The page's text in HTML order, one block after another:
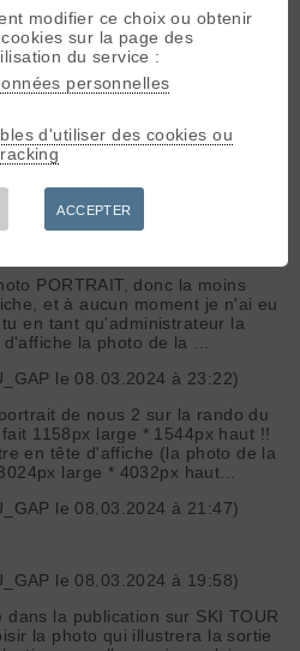
pour les gants, bien utiles vu
mis un mot sur la voiture
les gants je suis sur gap, tu
d'un RDV, 06 33 10 3...
Je comprends mieux Pour info
critères (pixels et format
dire que le critère nombre d...
PORTRAIT, donc la moins
et à aucun moment je n'ai eu
en tant qu'administrateur la
la photo de la ...
le 08.03.2024 à 23:22)
de nous 2 sur la rando du
1158px large * 1544px haut !!
en tête d'affiche (la photo de la
large * 4032px haut...
le 08.03.2024 à 21:47)
le 08.03.2024 à 19:58)
la publication sur SKI TOUR
la photo qui illustrera la sortie
modifier ce choix ou obtenir
sur la page des
du service :
personnelles
d'utiliser des cookies ou
ACCEPTER